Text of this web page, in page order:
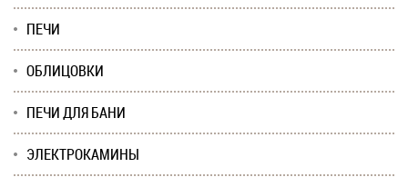
ПЕЧИ
ОБЛИЦОВКИ
ПЕЧИ ДЛЯ БАНИ
ЭЛЕКТРОКАМИНЫ